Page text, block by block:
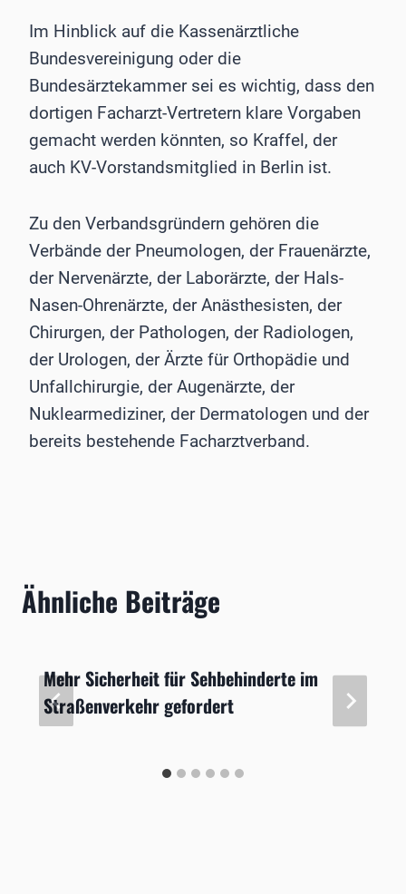
Im Hinblick auf die Kassenärztliche
Bundesvereinigung oder die
Bundesärztekammer sei es wichtig, dass den
dortigen Facharzt-Vertretern klare Vorgaben
gemacht werden könnten, so Kraffel, der
auch KV-Vorstandsmitglied in Berlin ist.
Zu den Verbandsgründern gehören die
Verbände der Pneumologen, der Frauenärzte,
der Nervenärzte, der Laborärzte, der Hals-
Nasen-Ohrenärzte, der Anästhesisten, der
Chirurgen, der Pathologen, der Radiologen,
der Urologen, der Ärzte für Orthopädie und
Unfallchirurgie, der Augenärzte, der
Nuklearmediziner, der Dermatologen und der
bereits bestehende Facharztverband.
Ähnliche Beiträge
Mehr Sicherheit für Sehbehinderte im
Straßenverkehr gefordert